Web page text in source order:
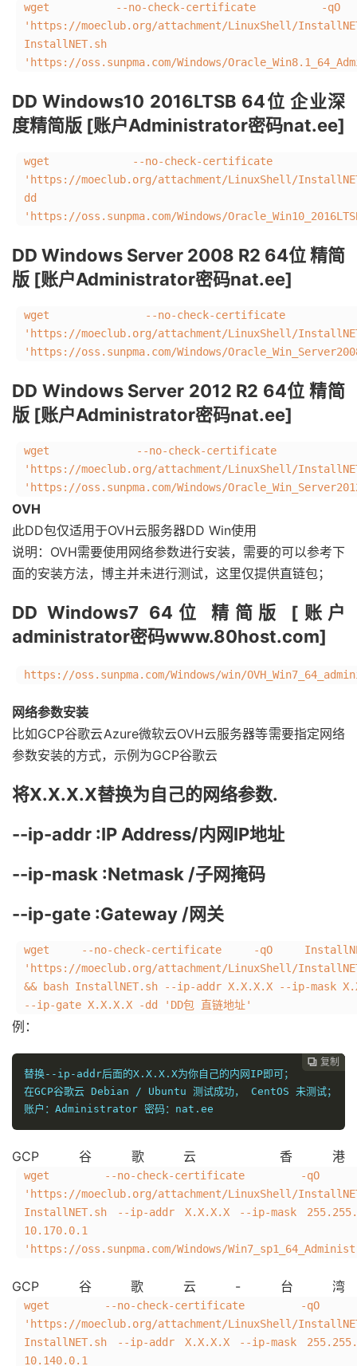
wget --no-check-certificate -qO
'https://moeclub.org/attachment/LinuxShell/
'https://oss.sunpma.com/Windows/
DD Windows10 2016LTSB 64位 企业深
度精简版 [账户Administrator密码nat.ee]
wget --no-check-certificate -
'https://moeclub.org/attachment/LinuxShell/
dd
'https://oss.sunpma.com/Windows/
DD Windows Server 2008 R2 64位 精简
版 [账户Administrator密码nat.ee]
wget --no-check-
'https://moeclub.org/attachment/LinuxShell/
'https://oss.sunpma.com/Windows/
DD Windows Server 2012 R2 64位 精简
版 [账户Administrator密码nat.ee]
wget --no-check-certificate
'https://moeclub.org/attachment/LinuxShell/
'https://oss.sunpma.com/Windows/
OVH
此DD包仅适用于OVH云服务器DD Win使用
说明：OVH需要使用网络参数进行安装，需要的可以参考下
面的安装方法，博主并未进行测试，这里仅提供直链包；
DD Windows7 64位 精简版 [账户
administrator密码www.80host.com]
https://oss.sunpma.com/Windows/win/
网络参数安装
比如GCP谷歌云Azure微软云OVH云服务器等需要指定网络
参数安装的方式，示例为GCP谷歌云
将X.X.X.X替换为自己的网络参数.
--ip-addr :IP Address/内网IP地址
--ip-mask :Netmask /子网掩码
--ip-gate :Gateway /网关
wget --no-check-certificate -qO
'https://moeclub.org/attachment/LinuxShell/
&& bash InstallNET.sh --ip-addr X.X.X.X --ip-mask
--ip-gate X.X.X.X -dd 'DD包 直链地址'
例：
 复制
 复制
 复制
替换--ip-addr后面的X.X.X.X为你自己的内网IP即可；
在GCP谷歌云 Debian / Ubuntu 测试成功， CentOS 未测试；
账户：Administrator 密码：nat.ee
GCP谷歌云 香港
wget --no-check-certificate -qO
'https://moeclub.org/attachment/LinuxShell/
InstallNET.sh --ip-addr X.X.X.X --ip-mask
10.170.0.1
'https://oss.sunpma.com/Windows/
GCP谷歌云-台湾
wget --no-check-certificate -qO
'https://moeclub.org/attachment/LinuxShell/
InstallNET.sh --ip-addr X.X.X.X --ip-mask
10.140.0.1